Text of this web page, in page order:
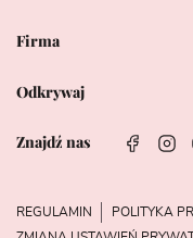
Firma
Odkrywaj
Znajdź nas
REGULAMIN
POLITYKA